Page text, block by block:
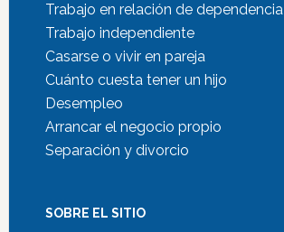
Trabajo en relación de dependencia
Trabajo independiente
Casarse o vivir en pareja
Cuánto cuesta tener un hijo
Desempleo
Arrancar el negocio propio
Separación y divorcio
SOBRE EL SITIO